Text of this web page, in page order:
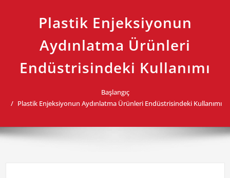
Plastik Enjeksiyonun
Aydınlatma Ürünleri
Endüstrisindeki Kullanımı
Başlangıç
Plastik Enjeksiyonun Aydınlatma Ürünleri Endüstrisindeki Kullanımı